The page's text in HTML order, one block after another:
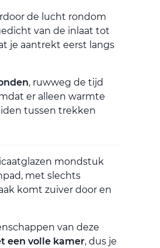
de lucht rondom
van de inlaat tot
je aantrekt eerst langs
, ruwweg de tijd
er alleen warmte
tussen trekken
mondstuk
met slechts
komt zuiver door en
van deze
een volle kamer, dus je